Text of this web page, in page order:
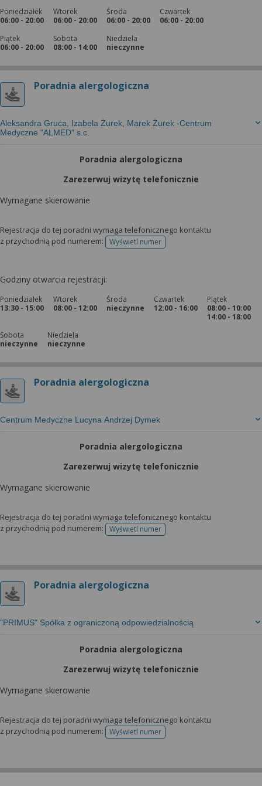
Poniedziałek
06:00 - 20:00
Wtorek
06:00 - 20:00
Środa
06:00 - 20:00
Czwartek
06:00 - 20:00
Piątek
06:00 - 20:00
Sobota
08:00 - 14:00
Niedziela
nieczynne
Poradnia alergologiczna
Aleksandra Gruca, Izabela Żurek, Marek Żurek -Centrum
Medyczne "ALMED" s.c.
Poradnia alergologiczna
Zarezerwuj wizytę telefonicznie
Wymagane skierowanie
Rejestracja do tej poradni wymaga telefonicznego kontaktu
z przychodnią pod numerem:
Wyświetl numertelefonu do rejestracji
Godziny otwarcia rejestracji:
Poniedziałek
13:30 - 15:00
Wtorek
08:00 - 12:00
Środa
nieczynne
Czwartek
12:00 - 16:00
Piątek
08:00 - 10:00
14:00 - 18:00
Sobota
nieczynne
Niedziela
nieczynne
Poradnia alergologiczna
Centrum Medyczne Lucyna Andrzej Dymek
Poradnia alergologiczna
Zarezerwuj wizytę telefonicznie
Wymagane skierowanie
Rejestracja do tej poradni wymaga telefonicznego kontaktu
z przychodnią pod numerem:
Wyświetl numertelefonu do rejestracji
Poradnia alergologiczna
"PRIMUS" Spółka z ograniczoną odpowiedzialnością
Poradnia alergologiczna
Zarezerwuj wizytę telefonicznie
Wymagane skierowanie
Rejestracja do tej poradni wymaga telefonicznego kontaktu
z przychodnią pod numerem:
Wyświetl numertelefonu do rejestracji